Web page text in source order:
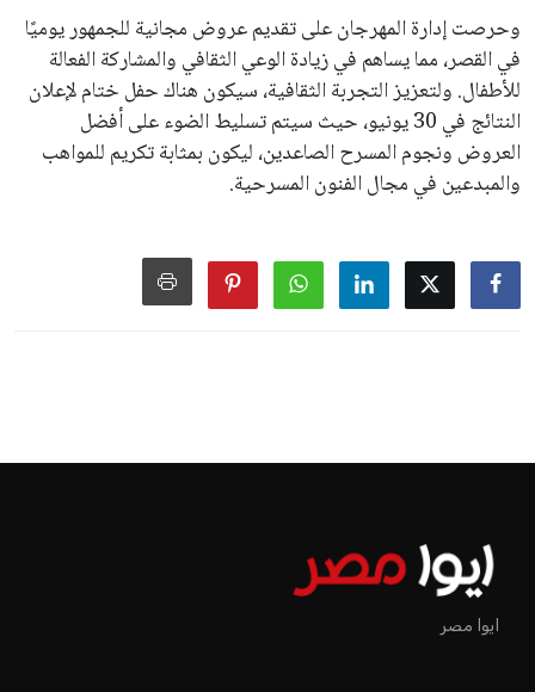
وحرصت إدارة المهرجان على تقديم عروض مجانية للجمهور يوميًا
في القصر، مما يساهم في زيادة الوعي الثقافي والمشاركة الفعالة
للأطفال. ولتعزيز التجربة الثقافية، سيكون هناك حفل ختام لإعلان
النتائج في 30 يونيو، حيث سيتم تسليط الضوء على أفضل
العروض ونجوم المسرح الصاعدين، ليكون بمثابة تكريم للمواهب
والمبدعين في مجال الفنون المسرحية.
ايوا مصر